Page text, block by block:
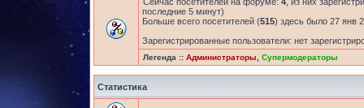
последние 5 минут)
Больше всего посетителей (515) здесь было 27 янв
Зарегистрированные пользователи: нет
Легенда :: Администраторы Супермодераторы
Статистика